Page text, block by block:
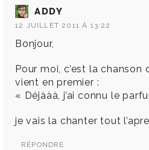
ADDY
12 JUILLET 2011 À 13:22
Bonjour,
Pour moi, c’est la
vient en premier :
« Déjààà, j’ai connu le
je vais la chanter tout
RÉPONDRE